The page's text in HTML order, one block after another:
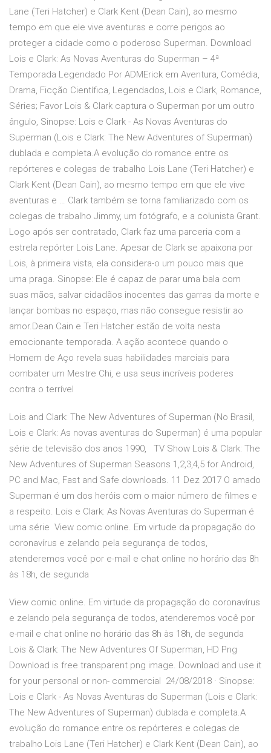
Lane (Teri Hatcher) e Clark Kent (Dean Cain), ao mesmo
tempo em que ele vive aventuras e corre perigos ao
proteger a cidade como o poderoso Superman. Download
Lois e Clark: As Novas Aventuras do Superman – 4ª
Temporada Legendado Por ADMErick em Aventura, Comédia,
Drama, Ficção Científica, Legendados, Lois e Clark, Romance,
Séries; Favor Lois & Clark captura o Superman por um outro
ângulo, Sinopse: Lois e Clark - As Novas Aventuras do
Superman (Lois e Clark: The New Adventures of Superman)
dublada e completa.A evolução do romance entre os
repórteres e colegas de trabalho Lois Lane (Teri Hatcher) e
Clark Kent (Dean Cain), ao mesmo tempo em que ele vive
aventuras e … Clark também se torna familiarizado com os
colegas de trabalho Jimmy, um fotógrafo, e a colunista Grant.
Logo após ser contratado, Clark faz uma parceria com a
estrela repórter Lois Lane. Apesar de Clark se apaixona por
Lois, à primeira vista, ela considera-o um pouco mais que
uma praga. Sinopse: Ele é capaz de parar uma bala com
suas mãos, salvar cidadãos inocentes das garras da morte e
lançar bombas no espaço, mas não consegue resistir ao
amor.Dean Cain e Teri Hatcher estão de volta nesta
emocionante temporada. A ação acontece quando o
Homem de Aço revela suas habilidades marciais para
combater um Mestre Chi, e usa seus incríveis poderes
contra o terrível
Lois and Clark: The New Adventures of Superman (No Brasil,
Lois e Clark: As novas aventuras do Superman) é uma popular
série de televisão dos anos 1990, TV Show Lois & Clark: The
New Adventures of Superman Seasons 1,2,3,4,5 for Android,
PC and Mac, Fast and Safe downloads. 11 Dez 2017 O amado
Superman é um dos heróis com o maior número de filmes e
a respeito. Lois e Clark: As Novas Aventuras do Superman é
uma série View comic online. Em virtude da propagação do
coronavírus e zelando pela segurança de todos,
atenderemos você por e-mail e chat online no horário das 8h
às 18h, de segunda
View comic online. Em virtude da propagação do coronavírus
e zelando pela segurança de todos, atenderemos você por
e-mail e chat online no horário das 8h às 18h, de segunda
Lois & Clark: The New Adventures Of Superman, HD Png
Download is free transparent png image. Download and use it
for your personal or non- commercial 24/08/2018 · Sinopse:
Lois e Clark - As Novas Aventuras do Superman (Lois e Clark:
The New Adventures of Superman) dublada e completa.A
evolução do romance entre os repórteres e colegas de
trabalho Lois Lane (Teri Hatcher) e Clark Kent (Dean Cain), ao